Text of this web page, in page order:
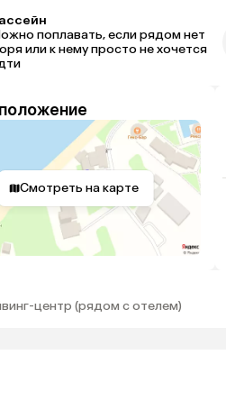
поплавать, если рядом нет
или к нему просто не хочется
Смотреть на карте
центр (рядом с отелем)